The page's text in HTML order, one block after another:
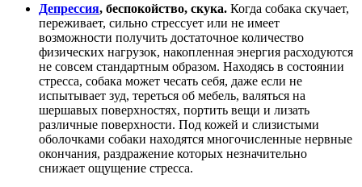
Депрессия, беспокойство, скука. Когда собака скучает,
переживает, сильно стрессует или не имеет
возможности получить достаточное количество
физических нагрузок, накопленная энергия расходуются
не совсем стандартным образом. Находясь в состоянии
стресса, собака может чесать себя, даже если не
испытывает зуд, тереться об мебель, валяться на
шершавых поверхностях, портить вещи и лизать
различные поверхности. Под кожей и слизистыми
оболочками собаки находятся многочисленные нервные
окончания, раздражение которых незначительно
снижает ощущение стресса.